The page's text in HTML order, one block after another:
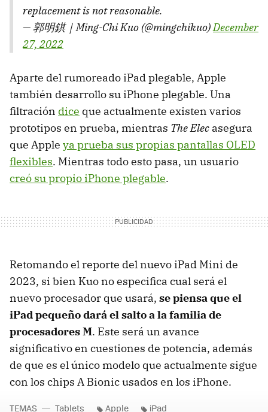
replacement is not reasonable.
— 郭明錤｜Ming-Chi Kuo (@mingchikuo)December
27, 2022
Aparte del rumoreado iPad plegable, Apple
también desarrollo su iPhone plegable. Una
filtración dice que actualmente existen varios
prototipos en prueba, mientras The Elec asegura
que Apple ya prueba sus propias pantallas OLED
flexibles. Mientras todo esto pasa, un usuario
creó su propio iPhone plegable.
Retomando el reporte del nuevo iPad Mini de
2023, si bien Kuo no especifica cual será el
nuevo procesador que usará, se piensa que el
iPad pequeño dará el salto a la familia de
procesadores M. Este será un avance
significativo en cuestiones de potencia, además
de que es el único modelo que actualmente sigue
con los chips A Bionic usados en los iPhone.
TEMAS Tablets Apple iPad